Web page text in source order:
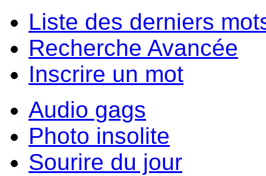
Liste des derniers
Recherche Avancée
Inscrire un mot
Audio gags
Photo insolite
Sourire du jour